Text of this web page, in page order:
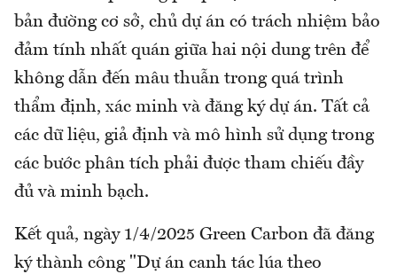
bản đường cơ sở, chủ dự án có trách nhiệm bảo
đảm tính nhất quán giữa hai nội dung trên để
không dẫn đến mâu thuẫn trong quá trình
thẩm định, xác minh và đăng ký dự án. Tất cả
các dữ liệu, giả định và mô hình sử dụng trong
các bước phân tích phải được tham chiếu đầy
đủ và minh bạch.
Kết quả, ngày 1/4/2025 Green Carbon đã đăng
ký thành công "Dự án canh tác lúa theo